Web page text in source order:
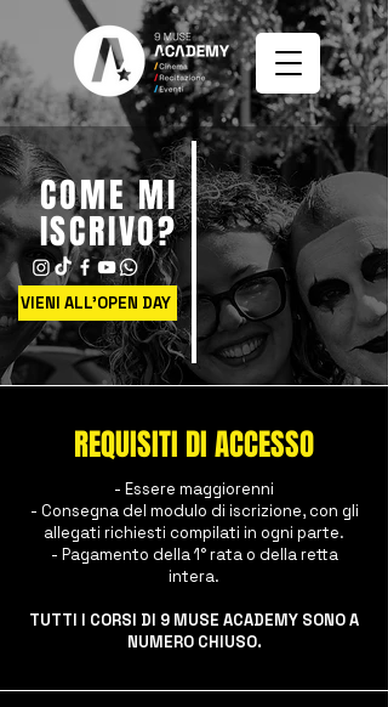
COME MI
ISCRIVO?
VIENI ALL'OPEN DAY
REQUISITI DI ACCESSO
- Essere maggiorenni
- Consegna del modulo di iscrizione, con gli
allegati richiesti compilati in ogni parte.
- Pagamento della 1° rata o della retta
intera.
TUTTI I CORSI DI 9 MUSE ACADEMY SONO A
NUMERO CHIUSO.